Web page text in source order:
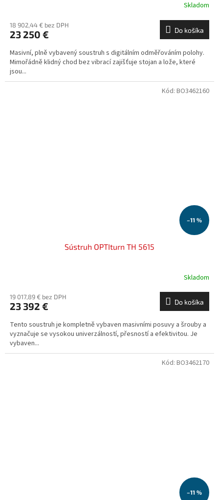
Skladom
18 902,44 € bez DPH
23 250 € Do košíka
Masivní, plně vybavený soustruh s digitálním odměřováním polohy.
Mimořádně klidný chod bez vibrací zajišťuje stojan a lože, které
jsou...
–11 %
Sústruh OPTIturn TH 5615
Skladom
19 017,89 € bez DPH
23 392 € Do košíka
Tento soustruh je kompletně vybaven masivními posuvy a šrouby a
vyznačuje se vysokou univerzálností, přesností a efektivitou. Je
vybaven...
Kód: BO3462160
–11 %
Kód: BO3462170